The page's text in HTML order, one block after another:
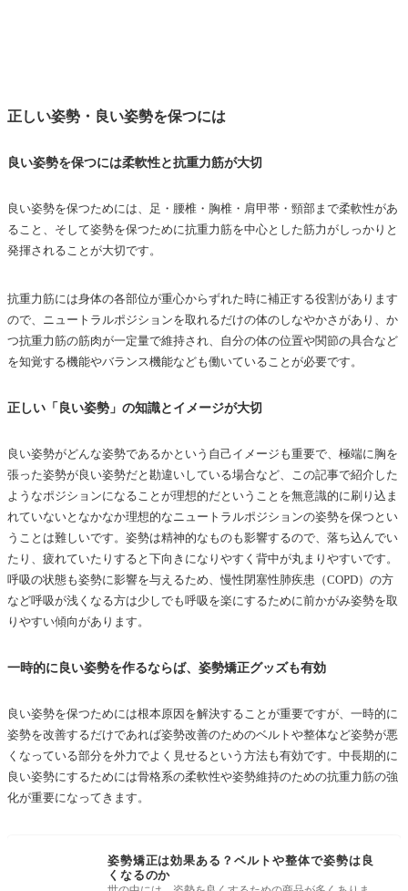
正しい姿勢・良い姿勢を保つには
良い姿勢を保つには柔軟性と抗重力筋が大切
良い姿勢を保つためには、足・腰椎・胸椎・肩甲帯・頸部まで柔軟性があ
ること、そして姿勢を保つために抗重力筋を中心とした筋力がしっかりと
発揮されることが大切です。
抗重力筋には身体の各部位が重心からずれた時に補正する役割があります
ので、ニュートラルポジションを取れるだけの体のしなやかさがあり、か
つ抗重力筋の筋肉が一定量で維持され、自分の体の位置や関節の具合など
を知覚する機能やバランス機能なども働いていることが必要です。
正しい「良い姿勢」の知識とイメージが大切
良い姿勢がどんな姿勢であるかという自己イメージも重要で、極端に胸を
張った姿勢が良い姿勢だと勘違いしている場合など、この記事で紹介した
ようなポジションになることが理想的だということを無意識的に刷り込ま
れていないとなかなか理想的なニュートラルポジションの姿勢を保つとい
うことは難しいです。姿勢は精神的なものも影響するので、落ち込んでい
たり、疲れていたりすると下向きになりやすく背中が丸まりやすいです。
呼吸の状態も姿勢に影響を与えるため、慢性閉塞性肺疾患（COPD）の方
など呼吸が浅くなる方は少しでも呼吸を楽にするために前かがみ姿勢を取
りやすい傾向があります。
一時的に良い姿勢を作るならば、姿勢矯正グッズも有効
良い姿勢を保つためには根本原因を解決することが重要ですが、一時的に
姿勢を改善するだけであれば姿勢改善のためのベルトや整体など姿勢が悪
くなっている部分を外力でよく見せるという方法も有効です。中長期的に
良い姿勢にするためには骨格系の柔軟性や姿勢維持のための抗重力筋の強
化が重要になってきます。
姿勢矯正は効果ある？ベルトや整体で姿勢は良
くなるのか